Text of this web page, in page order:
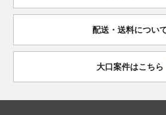
配送・送料につい
大口案件はこちら